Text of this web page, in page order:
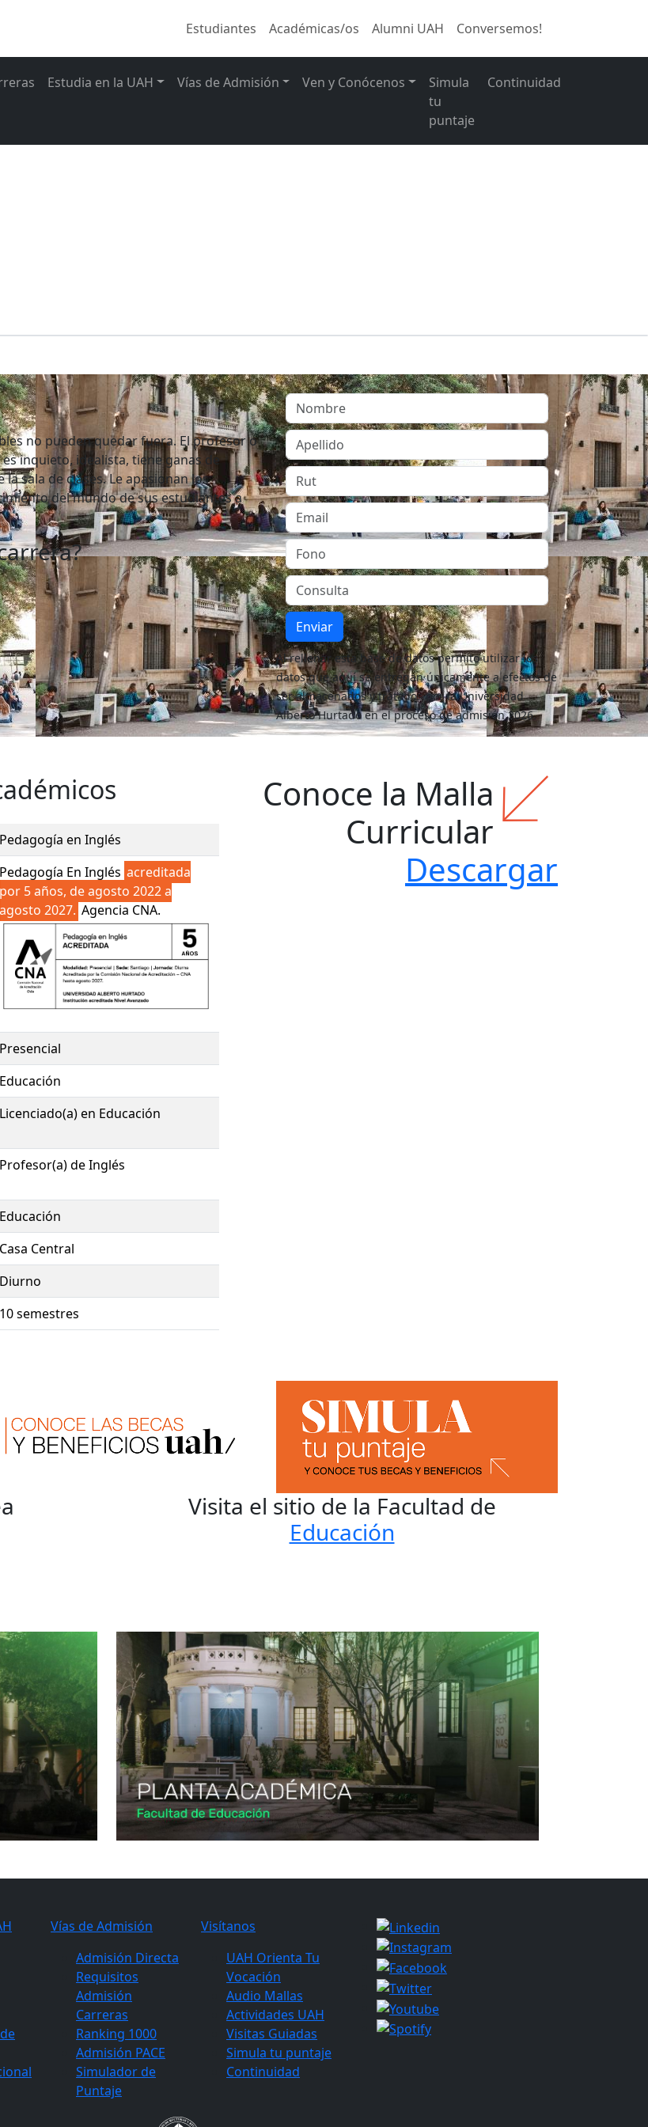
Estudiantes Académicas/os Alumni UAH Conversemos!
Estudia en la UAH Vías de Admisión Ven y Conócenos
Simula
tu
puntaje
Continuidad
no pueden quedar fuera. El profesor o
inquieto, idealista, tiene ganas de
sala de clases. Le apasionan los
del mundo de sus estudiantes a
Enviar
Al rellenar esta base de datos permito utilizar los
datos que aquí se entregan únicamente a efectos de
ser almacenados y tratados por la Universidad
Alberto Hurtado en el proceso de admisión 2026.
Pedagogía en Inglés
Pedagogía En Inglés acreditada
por 5 años, de agosto 2022 a
agosto 2027. Agencia CNA.
Presencial
Educación
Licenciado(a) en Educación
Profesor(a) de Inglés
Educación
Casa Central
Diurno
10 semestres
Conoce la Malla
Curricular
Descargar
Visita el sitio de la Facultad de
Educación
Vías de Admisión
Admisión Directa
Requisitos
Admisión
Carreras
Ranking 1000
Admisión PACE
Simulador de
Puntaje
Visítanos
UAH Orienta Tu
Vocación
Audio Mallas
Actividades UAH
Visitas Guiadas
Simula tu puntaje
Continuidad